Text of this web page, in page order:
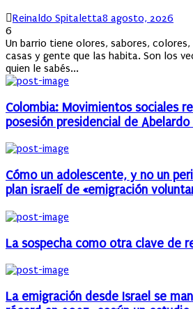
Author
Reinaldo SpitalettaPosted
8 agosto, 2026
6
Un barrio tiene olores, sabores,
casas y gente que las habita. Son los
quien le sabés...
Colombia: Movimientos sociales
posesión presidencial de Abelardo
Cómo un adolescente, y no un
plan israelí de «emigración
La sospecha como otra clave de
La emigración desde Israel se